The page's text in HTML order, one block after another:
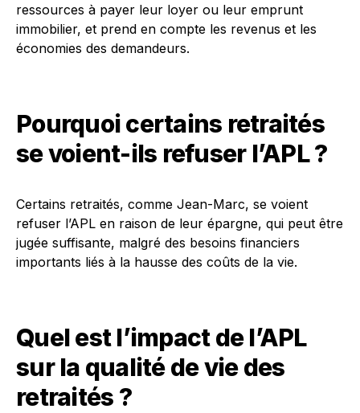
ressources à payer leur loyer ou leur emprunt
immobilier, et prend en compte les revenus et les
économies des demandeurs.
Pourquoi certains retraités
se voient-ils refuser l’APL ?
Certains retraités, comme Jean-Marc, se voient
refuser l’APL en raison de leur épargne, qui peut être
jugée suffisante, malgré des besoins financiers
importants liés à la hausse des coûts de la vie.
Quel est l’impact de l’APL
sur la qualité de vie des
retraités ?